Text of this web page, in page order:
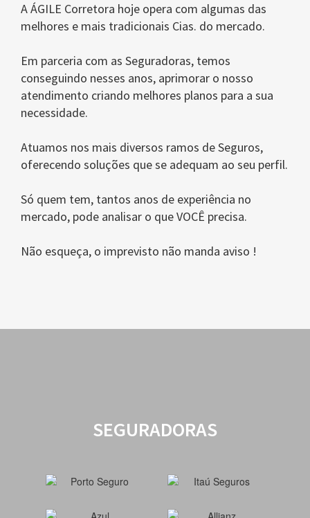
A ÁGILE Corretora hoje opera com algumas das
melhores e mais tradicionais Cias. do mercado.
Em parceria com as Seguradoras, temos
conseguindo nesses anos, aprimorar o nosso
atendimento criando melhores planos para a sua
necessidade.
Atuamos nos mais diversos ramos de Seguros,
oferecendo soluções que se adequam ao seu perfil.
Só quem tem, tantos anos de experiência no
mercado, pode analisar o que VOCÊ precisa.
Não esqueça, o imprevisto não manda aviso !
SEGURADORAS